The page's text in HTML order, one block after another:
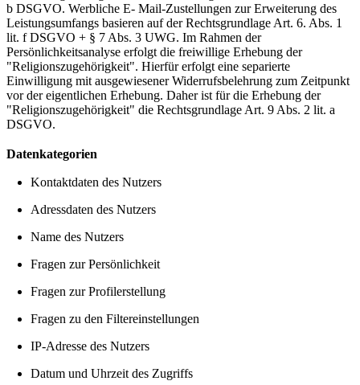
b DSGVO. Werbliche E- Mail-Zustellungen zur Erweiterung des
Leistungsumfangs basieren auf der Rechtsgrundlage Art. 6. Abs. 1
lit. f DSGVO + § 7 Abs. 3 UWG. Im Rahmen der
Persönlichkeitsanalyse erfolgt die freiwillige Erhebung der
"Religionszugehörigkeit". Hierfür erfolgt eine separierte
Einwilligung mit ausgewiesener Widerrufsbelehrung zum Zeitpunkt
vor der eigentlichen Erhebung. Daher ist für die Erhebung der
"Religionszugehörigkeit" die Rechtsgrundlage Art. 9 Abs. 2 lit. a
DSGVO.
Datenkategorien
Kontaktdaten des Nutzers
Adressdaten des Nutzers
Name des Nutzers
Fragen zur Persönlichkeit
Fragen zur Profilerstellung
Fragen zu den Filtereinstellungen
IP-Adresse des Nutzers
Datum und Uhrzeit des Zugriffs